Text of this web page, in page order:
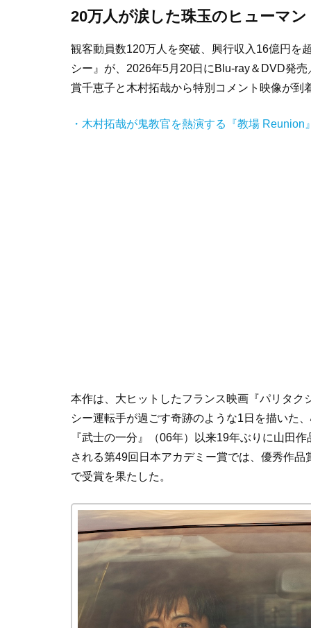
20万人が涙した珠玉のヒューマ
観客動員数120万人を突破、興行収入16億円を
シー』が、2026年5月20日にBlu-ray＆DVD発
賞千恵子と木村拓哉から特別コメント映像が到
・木村拓哉が鬼教官を熱演する『教場
本作は、大ヒットしたフランス映画『パリタ
シー運転手が過ごす奇跡のような1日を描いた
『武士の一分』（06年）以来19年ぶりに山田
される第49回日本アカデミー賞では、優秀作
で受賞を果たした。